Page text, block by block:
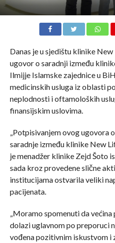
Danas je u sjedištu klinike
ugovor o saradnji između
Ilmijje Islamske zajednice u
medicinskih usluga iz oblasti
neplodnosti i oftamoloških
finansijskim uslovima.
„Potpisivanjem ovog ugovora
saradnje između klinike New
je menadžer klinike Zejd Šoto
sada kroz provedene slične
institucijama ostvarila veliki
pacijenata.
„Moramo spomenuti da
dolazi uglavnom po preporuci
vođena pozitivnim iskustvom i